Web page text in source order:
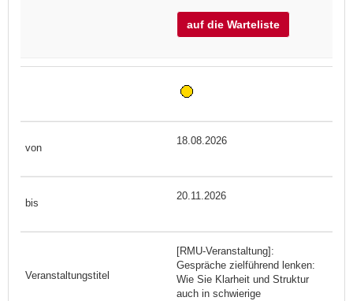
auf die Warteliste
18.08.2026
20.11.2026
[RMU-Veranstaltung]:
Gespräche zielführend lenken:
Wie Sie Klarheit und Struktur
auch in schwierige